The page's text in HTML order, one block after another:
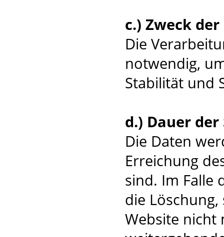
c.) Zweck
Die
notwendig,
Stabilität und
d.) Dauer
Die Daten
Erreichung
sind. Im Falle
die
Website nicht